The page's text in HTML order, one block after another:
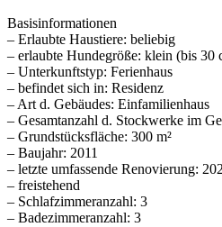
Basisinformationen
– Erlaubte Haustiere: beliebig
– erlaubte Hundegröße: klein (bis 30
– Unterkunftstyp: Ferienhaus
– befindet sich in: Residenz
– Art d. Gebäudes: Einfamilienhaus
– Gesamtanzahl d. Stockwerke im
– Grundstücksfläche: 300 m²
– Baujahr: 2011
– letzte umfassende Renovierung:
– freistehend
– Schlafzimmeranzahl: 3
– Badezimmeranzahl: 3